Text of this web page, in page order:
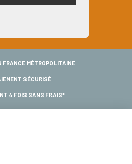
FRANCE MÉTROPOLITAINE
SÉCURISÉ
4 FOIS SANS FRAIS*